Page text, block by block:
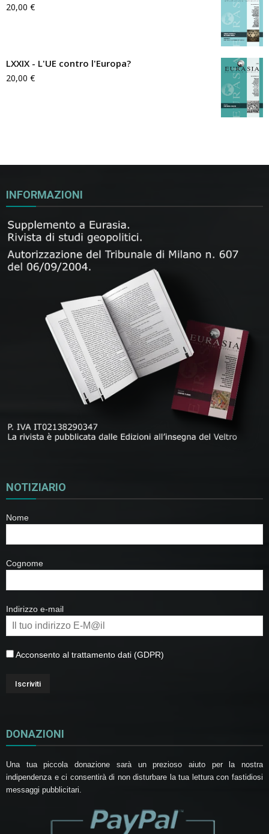
20,00 €
LXXIX - L'UE contro l'Europa?
20,00 €
INFORMAZIONI
NOTIZIARIO
Nome
Cognome
Indirizzo e-mail
Acconsento al trattamento dati (GDPR)
DONAZIONI
Una tua piccola donazione sarà un prezioso aiuto per la nostra
indipendenza e ci consentirà di non disturbare la tua lettura con fastidiosi
messaggi pubblicitari.